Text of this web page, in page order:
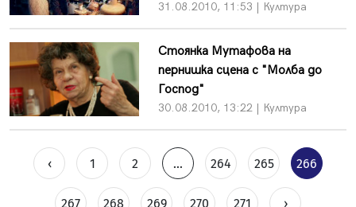
31.08.2010, 11:53 | Култура
Стоянка Мутафова на
пернишка сцена с "Молба до
Господ"
30.08.2010, 13:22 | Култура
‹ 1 2 ... 264 265 266
267 268 269 270 271 ›